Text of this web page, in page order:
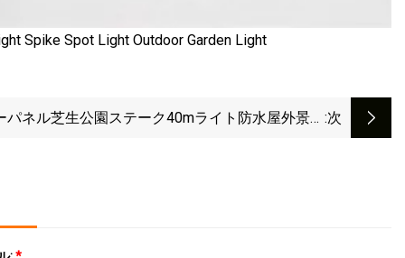
パネル芝生公園ステーク40mライト防水屋外景観 :次